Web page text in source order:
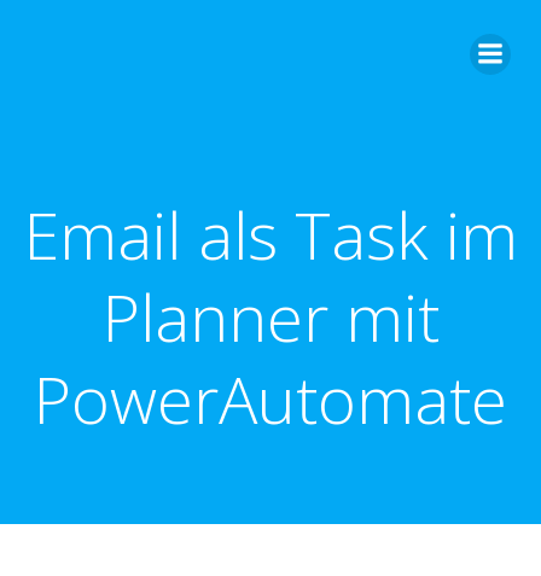
Email als Task im
Planner mit
PowerAutomate